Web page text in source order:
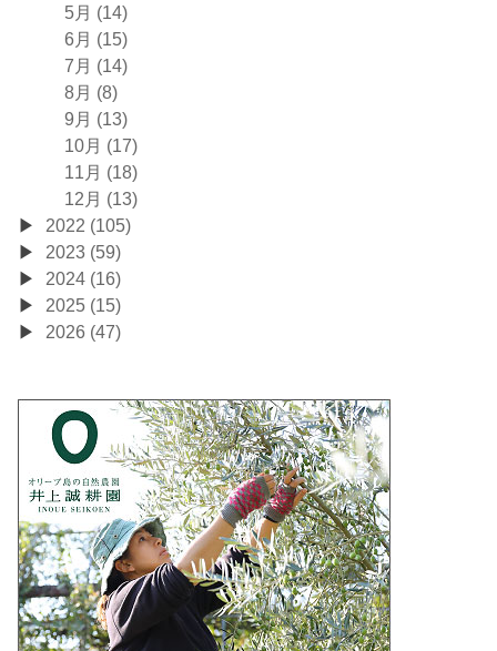
5月 (14)
6月 (15)
7月 (14)
8月 (8)
9月 (13)
10月 (17)
11月 (18)
12月 (13)
2022 (105)
2023 (59)
2024 (16)
2025 (15)
2026 (47)